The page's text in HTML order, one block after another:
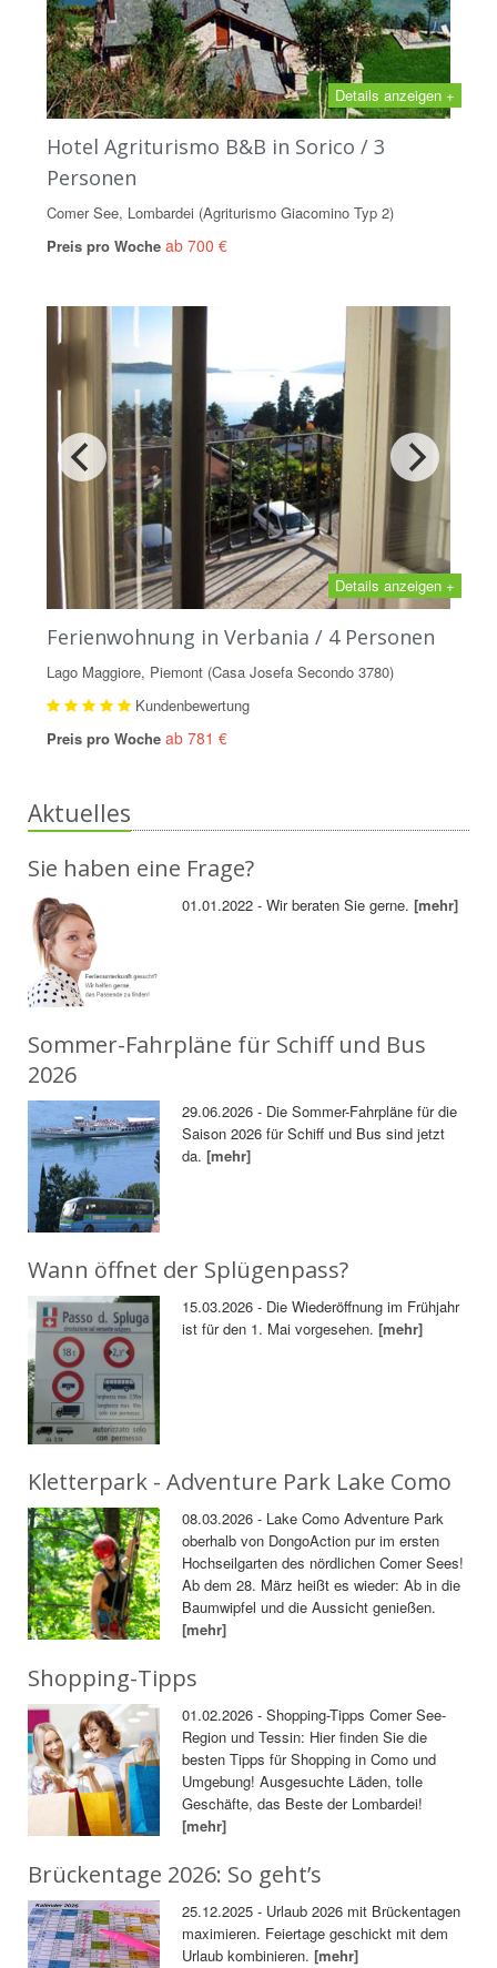
Details anzeigen +
Hotel Agriturismo B&B in Sorico / 3
Personen
Comer See, Lombardei (Agriturismo Giacomino Typ 2)
Preis pro Woche ab 700 €
Details anzeigen +
Ferienwohnung in Verbania / 4 Personen
Lago Maggiore, Piemont (Casa Josefa Secondo 3780)
Kundenbewertung
Preis pro Woche ab 781 €
Aktuelles
Sie haben eine Frage?
01.01.2022 - Wir beraten Sie gerne.[mehr]
Sommer-Fahrpläne für Schiff und Bus
2026
29.06.2026 - Die Sommer-Fahrpläne für die
Saison 2026 für Schiff und Bus sind jetzt
da.[mehr]
Wann öffnet der Splügenpass?
15.03.2026 - Die Wiederöffnung im Frühjahr
ist für den 1. Mai vorgesehen.[mehr]
Kletterpark - Adventure Park Lake Como
08.03.2026 - Lake Como Adventure Park
oberhalb von DongoAction pur im ersten
Hochseilgarten des nördlichen Comer Sees!
Ab dem 28. März heißt es wieder: Ab in die
Baumwipfel und die Aussicht genießen.
[mehr]
Shopping-Tipps
01.02.2026 - Shopping-Tipps Comer See-
Region und Tessin: Hier finden Sie die
besten Tipps für Shopping in Como und
Umgebung! Ausgesuchte Läden, tolle
Geschäfte, das Beste der Lombardei!
[mehr]
Brückentage 2026: So geht’s
25.12.2025 - Urlaub 2026 mit Brückentagen
maximieren. Feiertage geschickt mit dem
Urlaub kombinieren.[mehr]